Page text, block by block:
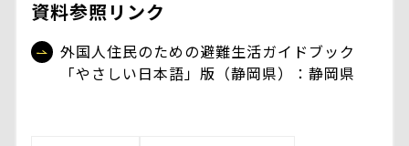
資料参照リンク
外国人住民のための避難生活ガイドブック
「やさしい日本語」版（静岡県）：静岡県